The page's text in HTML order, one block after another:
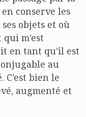
conserve les
objets et où
m’est
en tant qu’il est
au
bien le
augmenté et